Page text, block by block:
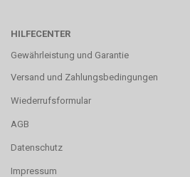
HILFECENTER
Gewährleistung und Garantie
Versand und Zahlungsbedingungen
Wiederrufsformular
AGB
Datenschutz
Impressum